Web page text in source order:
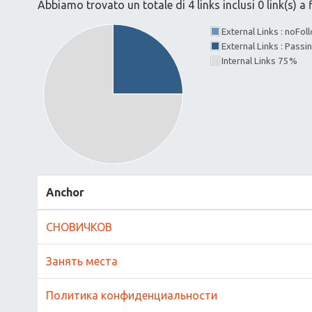
Abbiamo trovato un totale di 4 links inclusi 0 link(s) a
External Links :
External Links :
Internal Links 75%
Anchor
СНОВИЧКОВ
Занять места
Политика конфиденциальности